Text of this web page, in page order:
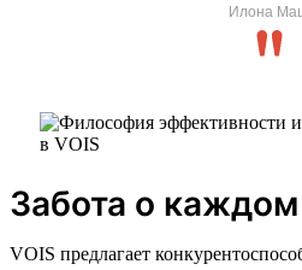
Илона
Забота о каждом
VOIS предлагает